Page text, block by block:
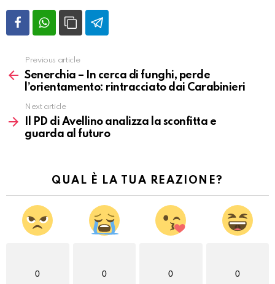
Vedi
altro
Previous article
Senerchia – In cerca di funghi, perde
l’orientamento: rintracciato dai Carabinieri
Next article
Il PD di Avellino analizza la sconfitta e
guarda al futuro
QUAL È LA TUA REAZIONE?
0 0 0 0